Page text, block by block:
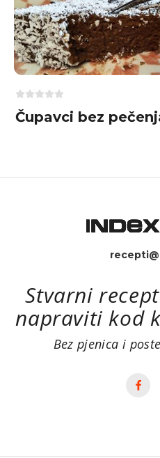
Čupavci bez
Stvarni
napraviti kod
Bez pjenica i